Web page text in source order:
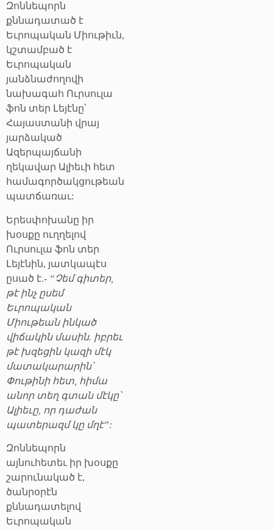
Զոննեպորն
քննադատած է
Եւրոպական Միութիւն,
կշտամբած է
Եւրոպական
յանձնաժողովի
նախագահ Ուրսուլա
ֆոն տեր Լեյէնը՝
Հայաստանի վրայ
յարձակած
Ազերպայճանի
ղեկավար Ալիեւի հետ
համագործակցութեան
պատճառաւ:
Երեսփոխանը իր
խօսքը ուղղելով
Ուրսուլա ֆոն տեր
Լեյէնին, յատկապէս
ըսած է.- “Չեմ գիտեր,
թէ ինչ ըսեմ
Եւրոպական
Միութեան ինկած
վիճակին մասին. իբրեւ
թէ խզեցին կազի մէկ
մատակարարին՝
Փութինի հետ, հիմա
անոր տեղ գտան մէկը՝
Ալիեւը, որ դաժան
պատերազմ կը մղէ”:
Զոննեպորն
այնուհետեւ իր խօսքը
շարունակած է,
ծանրօրէն
քննադատելով
Եւրոպական